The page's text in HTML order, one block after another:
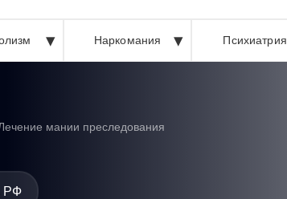
Наркомания Психиатрия
мании преследования
РФ